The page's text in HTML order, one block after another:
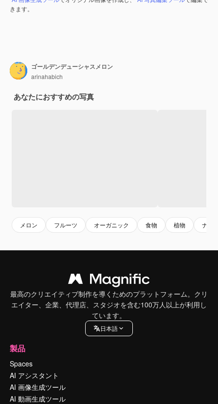
きます。
ゴールデンデューシャスメロン
arinahabich
あなたにおすすめの写真
メロン フルーツ オーガニック 食物 植物 ナチ
最高のクリエイティブ制作を導くためのプラットフォーム。クリ
エイター、企業、代理店、スタジオを含む100万人以上が利用し
ています。
日本語
製品
Spaces
AI アシスタント
AI 画像生成ツール
AI 動画生成ツール